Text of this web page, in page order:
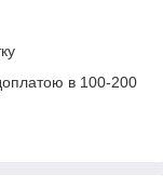
в 100-200